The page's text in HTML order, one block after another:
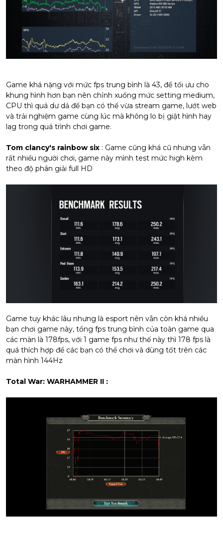
Game khá nặng với mức fps trung bình là 43, để tối ưu cho
khung hình hơn bạn nên chỉnh xuống mức setting medium,
CPU thì quá dư dả để bạn có thể vừa stream game, lướt web
và trải nghiệm game cùng lúc mà không lo bị giật hình hay
lag trong quá trình chơi game.
Tom clancy's rainbow six : Game cũng khá cũ nhưng vẫn
rất nhiều người chơi, game này mình test mức high kèm
theo độ phân giải full HD
Game tuy khác lâu nhưng là esport nên vẫn còn khá nhiều
bạn chơi game này, tổng fps trung bình của toàn game qua
các màn là 178fps, với 1 game fps như thế này thì 178 fps là
quá thích hợp để các bạn có thể chơi và dùng tốt trên các
màn hình 144Hz
Total War: WARHAMMER II :